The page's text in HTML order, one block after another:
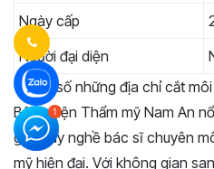
Ngày cấp
Người đại diện
Trong số những địa chỉ cắt
Bệnh viện Thẩm mỹ Nam An
giữa tay nghề bác sĩ chuyên
mỹ hiện đại. Với không gian